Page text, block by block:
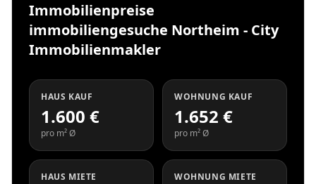
Immobilienpreise
immobiliengesuche Northeim - City
Immobilienmakler
HAUS KAUF
1.600 €
pro m² Ø
WOHNUNG KAUF
1.652 €
pro m² Ø
HAUS MIETE WOHNUNG MIETE